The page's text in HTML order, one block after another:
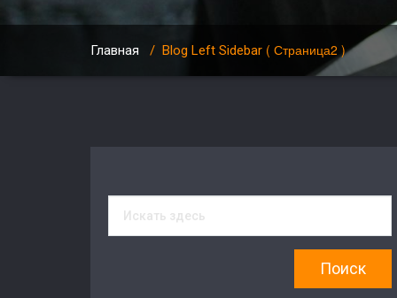
Главная / Blog Left Sidebar ( Страница2 )